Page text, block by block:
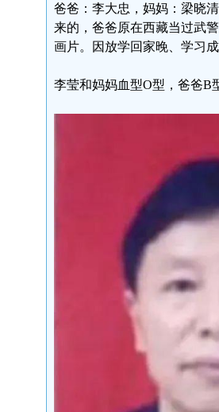
爸爸：李大忠，妈妈：梁晓
来的，爸爸原在西藏当过武
画片。因放学回家晚、学习
李莹和妈妈血型O型，爸爸B